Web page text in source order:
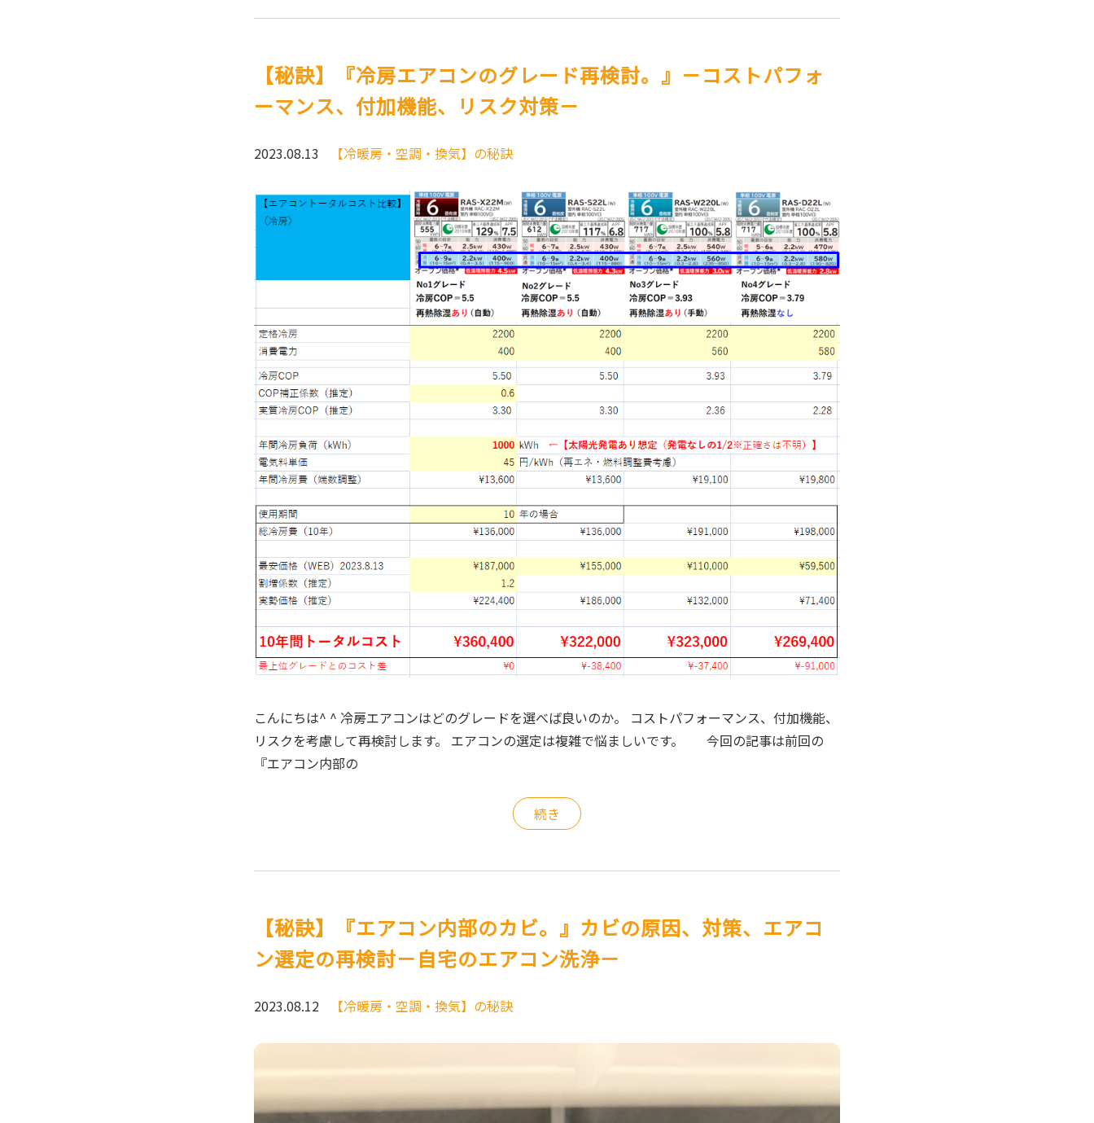
【秘訣】『冷房エアコンのグレード再検討。』－コストパフォ
ーマンス、付加機能、リスク対策－
2023.08.13 【冷暖房・空調・換気】の秘訣
こんにちは^ ^ 冷房エアコンはどのグレードを選べば良いのか。 コストパフォーマンス、付加機能、
リスクを考慮して再検討します。 エアコンの選定は複雑で悩ましいです。 今回の記事は前回の
『エアコン内部の
続き
【秘訣】『エアコン内部のカビ。』カビの原因、対策、エアコ
ン選定の再検討－自宅のエアコン洗浄－
2023.08.12 【冷暖房・空調・換気】の秘訣